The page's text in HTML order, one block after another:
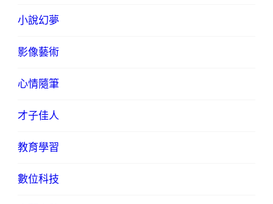
小說幻夢
影像藝術
心情隨筆
才子佳人
教育學習
數位科技